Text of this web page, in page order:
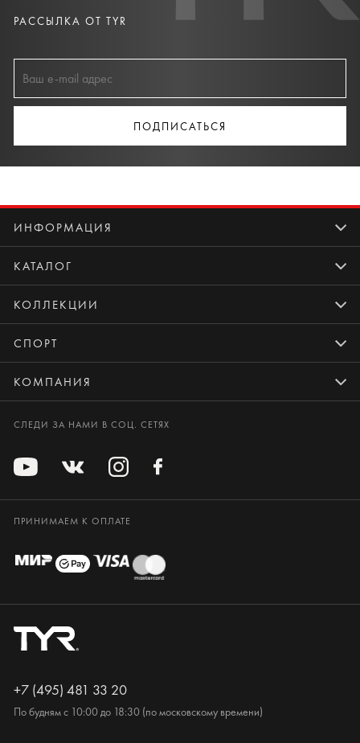
РАССЫЛКА ОТ TYR
ПОДПИСАТЬСЯ
ИНФОРМАЦИЯ
КАТАЛОГ
КОЛЛЕКЦИИ
СПОРТ
КОМПАНИЯ
СЛЕДИ ЗА НАМИ В СОЦ. СЕТЯХ
ПРИНИМАЕМ К ОПЛАТЕ
+7 (495) 481 33 20
По будням с 10:00 до 18:30 (по московскому времени)